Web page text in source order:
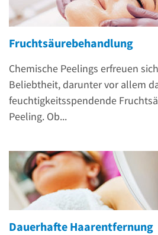
Fruchtsäurebehandlung
Chemische Peelings erfreuen
Beliebtheit, darunter vor allem
feuchtigkeitsspendende
Peeling. Ob...
Dauerhafte Haarentfernung